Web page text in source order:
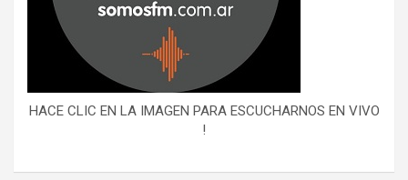
HACE CLIC EN LA IMAGEN PARA ESCUCHARNOS EN VIVO
!